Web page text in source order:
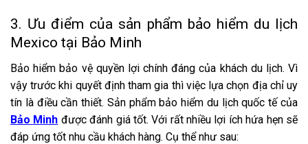
3. Ưu điểm của sản phẩm bảo hiểm du lịch
Mexico tại Bảo Minh
Bảo hiểm bảo vệ quyền lợi chính đáng của khách du lịch. Vì
vậy trước khi quyết định tham gia thì việc lựa chọn địa chỉ uy
tín là điều cần thiết. Sản phẩm bảo hiểm du lịch quốc tế của
Bảo Minh được đánh giá tốt. Với rất nhiều lợi ích hứa hẹn sẽ
đáp ứng tốt nhu cầu khách hàng. Cụ thể như sau: